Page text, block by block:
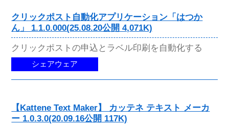
クリックポスト自動化アプリケーション「はつか
ん」 1.1.0.000(25.08.20公開 4,071K)
クリックポストの申込とラベル印刷を自動化する
シェアウェア
【Kattene Text Maker】 カッテネ テキスト メーカ
ー 1.0.3.0(20.09.16公開 117K)